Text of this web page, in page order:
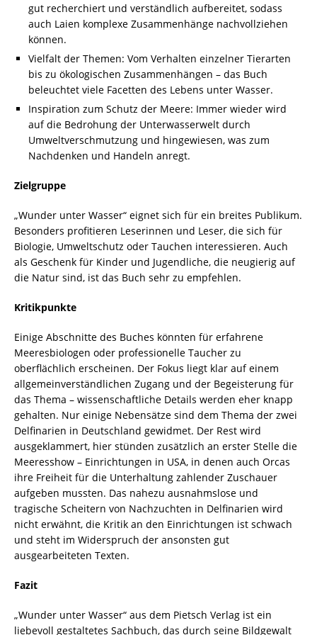
gut recherchiert und verständlich aufbereitet, sodass
auch Laien komplexe Zusammenhänge nachvollziehen
können.
Vielfalt der Themen: Vom Verhalten einzelner Tierarten
bis zu ökologischen Zusammenhängen – das Buch
beleuchtet viele Facetten des Lebens unter Wasser.
Inspiration zum Schutz der Meere: Immer wieder wird
auf die Bedrohung der Unterwasserwelt durch
Umweltverschmutzung und hingewiesen, was zum
Nachdenken und Handeln anregt.
Zielgruppe
„Wunder unter Wasser“ eignet sich für ein breites Publikum.
Besonders profitieren Leserinnen und Leser, die sich für
Biologie, Umweltschutz oder Tauchen interessieren. Auch
als Geschenk für Kinder und Jugendliche, die neugierig auf
die Natur sind, ist das Buch sehr zu empfehlen.
Kritikpunkte
Einige Abschnitte des Buches könnten für erfahrene
Meeresbiologen oder professionelle Taucher zu
oberflächlich erscheinen. Der Fokus liegt klar auf einem
allgemeinverständlichen Zugang und der Begeisterung für
das Thema – wissenschaftliche Details werden eher knapp
gehalten. Nur einige Nebensätze sind dem Thema der zwei
Delfinarien in Deutschland gewidmet. Der Rest wird
ausgeklammert, hier stünden zusätzlich an erster Stelle die
Meeresshow – Einrichtungen in USA, in denen auch Orcas
ihre Freiheit für die Unterhaltung zahlender Zuschauer
aufgeben mussten. Das nahezu ausnahmslose und
tragische Scheitern von Nachzuchten in Delfinarien wird
nicht erwähnt, die Kritik an den Einrichtungen ist schwach
und steht im Widerspruch der ansonsten gut
ausgearbeiteten Texten.
Fazit
„Wunder unter Wasser“ aus dem Pietsch Verlag ist ein
liebevoll gestaltetes Sachbuch, das durch seine Bildgewalt